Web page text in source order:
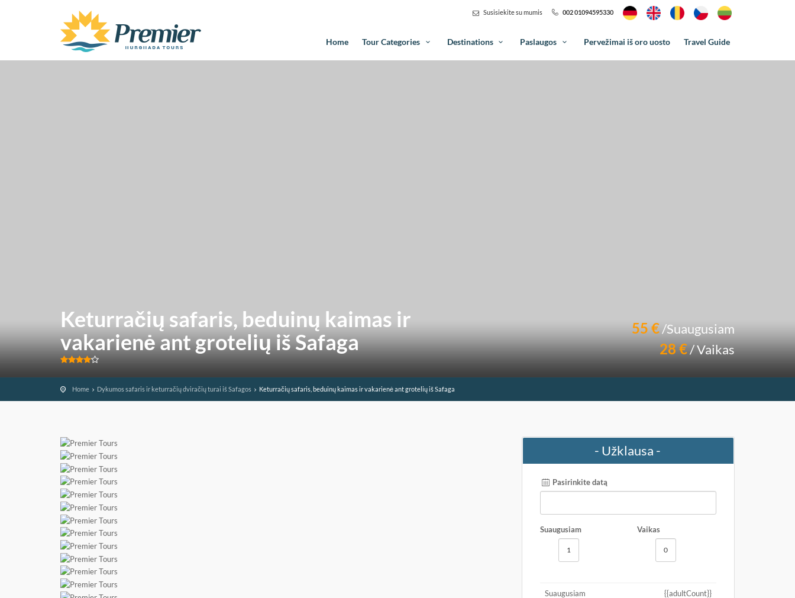
Susisiekite su mumis 002 01094595330
Home Tour Categories Destinations Paslaugos Pervežimai iš oro uosto Travel Guide
Keturračių safaris, beduinų kaimas ir
vakarienė ant grotelių iš Safaga
55 €/Suaugusiam
28 €/ Vaikas
Home Dykumos safaris ir keturračių dviračių turai iš Safagos Keturračių safaris, beduinų kaimas ir vakarienė ant grotelių iš Safaga
- Užklausa -
Pasirinkite datą
Suaugusiam Vaikas
Suaugusiam {{adultCount}}